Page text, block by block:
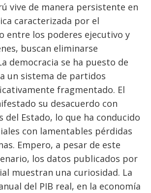
vive de manera persistente en
caracterizada por el
entre los poderes ejecutivo y
buscan eliminarse
democracia se ha puesto de
un sistema de partidos
fragmentado. El
su desacuerdo con
del Estado, lo que ha conducido
con lamentables pérdidas
Empero, a pesar de este
los datos publicados por
muestran una curiosidad. La
del PIB real, en la economía